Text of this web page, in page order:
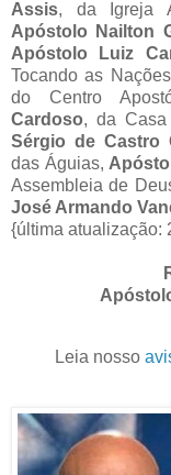
Assis, da Igreja
Apóstolo Nailton
Apóstolo Luiz
Tocando as
do Centro
Cardoso, da Casa
Sérgio de Castro
das Águias,
Assembleia de
José Armando
{última atualização:
Leia nosso